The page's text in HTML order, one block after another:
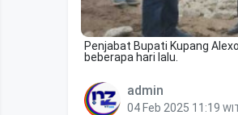
Penjabat Bupati Kupang
beberapa hari lalu.
admin
04 Feb 2025 11:19